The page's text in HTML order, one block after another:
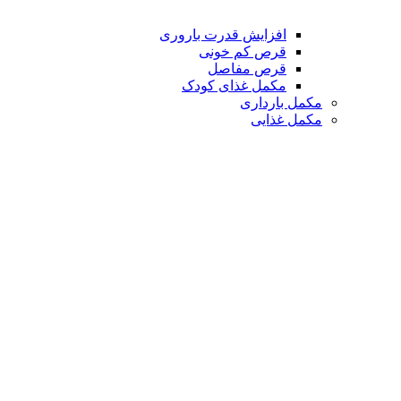
افزایش قدرت باروری
قرص کم خونی
قرص مفاصل
مکمل غذای کودک
مکمل بارداری
مکمل غذایی